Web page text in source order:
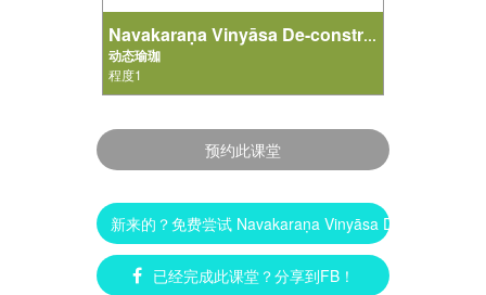
Navakaraṇa Vinyāsa De-construction
动态瑜珈
程度1
预约此课堂
新来的？免费尝试 Navakaraṇa Vinyāsa De-
已经完成此课堂？分享到FB！